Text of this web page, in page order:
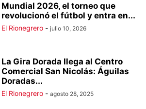
Mundial 2026, el torneo que
revolucionó el fútbol y entra en...
El Rionegrero - julio 10, 2026
La Gira Dorada llega al Centro
Comercial San Nicolás: Águilas
Doradas...
El Rionegrero - agosto 28, 2025